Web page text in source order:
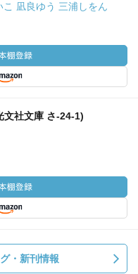
凪良ゆう 三浦しをん
文社文庫 さ-24-1)
・新刊情報